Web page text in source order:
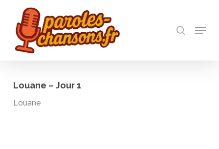
main
content
Menu
Louane – Jour 1
Louane
Close